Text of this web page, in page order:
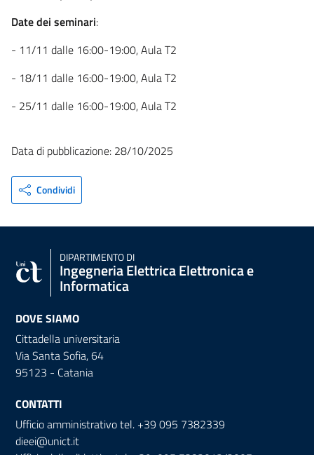
Date dei seminari:
- 11/11 dalle 16:00-19:00, Aula T2
- 18/11 dalle 16:00-19:00, Aula T2
- 25/11 dalle 16:00-19:00, Aula T2
Data di pubblicazione: 28/10/2025
Condividi
DIPARTIMENTO DI
Ingegneria Elettrica Elettronica e
Informatica
DOVE SIAMO
Cittadella universitaria
Via Santa Sofia, 64
95123 - Catania
CONTATTI
Ufficio amministrativo tel. +39 095 7382339
dieei@unict.it